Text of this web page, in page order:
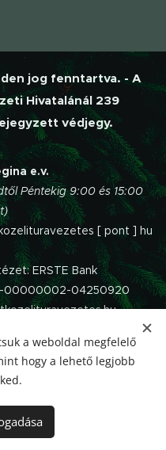
jog fenntartva. - A
Hivatalánál 239
védjegy.
e.v.
Péntekig 9:00 és 15:00
[ pont ] hu
ERSTE Bank
00000002-04250920
működteti.
Feltételek
a weboldal megfelelő
hogy a lehető legjobb